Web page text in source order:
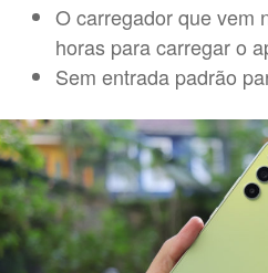
O carregador que vem
horas para carregar o
Sem entrada padrão